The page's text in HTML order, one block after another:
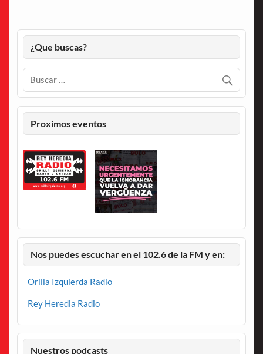
¿Que buscas?
Proximos eventos
Nos puedes escuchar en el 102.6 de la FM y en:
Orilla Izquierda Radio
Rey Heredia Radio
Nuestros podcasts